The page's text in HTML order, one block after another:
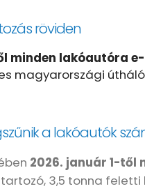
röviden
minden lakóautóra
magyarországi
a lakóautók
2026. január 1-től
3,5 tonna